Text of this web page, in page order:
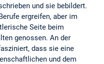
und sie bebildert.
ergreifen, aber im
Seite beim
genossen. An der
dass sie eine
und dem